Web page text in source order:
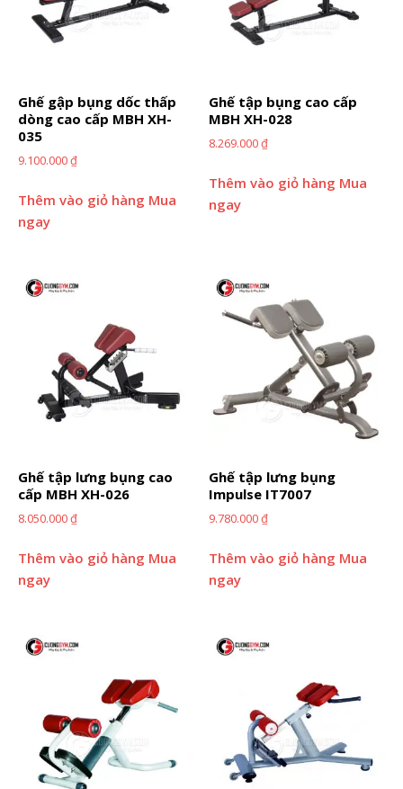
Ghế gập bụng dốc thấp
dòng cao cấp MBH XH-
035
9.100.000₫
Thêm vào giỏ hàng Mua
ngay
Ghế tập bụng cao cấp
MBH XH-028
8.269.000₫
Thêm vào giỏ hàng Mua
ngay
Ghế tập lưng bụng cao
cấp MBH XH-026
8.050.000₫
Thêm vào giỏ hàng Mua
ngay
Ghế tập lưng bụng
Impulse IT7007
9.780.000₫
Thêm vào giỏ hàng Mua
ngay